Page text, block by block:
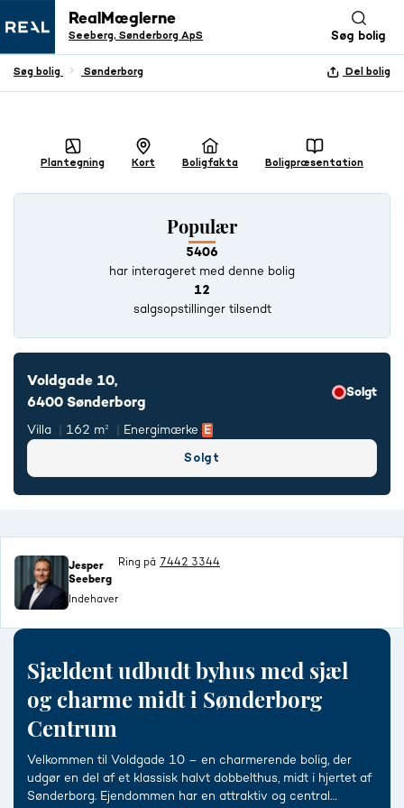
RealMæglerne
Seeberg, Sønderborg ApS Søg bolig
Søg bolig Sønderborg Del bolig
+ 34 BILLEDER
Boligfakta
Plantegning Kort Boligpræsentation
Populær
5406
har interageret med denne bolig
12
salgsopstillinger tilsendt
Voldgade 10,
6400 Sønderborg
Solgt
Villa 162 m² Energimærke
Solgt
Jesper
Seeberg
Indehaver
Ring på 7442 3344
Sjældent udbudt byhus med sjæl
og charme midt i Sønderborg
Centrum
Velkommen til Voldgade 10 – en charmerende bolig, der
udgør en del af et klassisk halvt dobbelthus, midt i hjertet af
Sønderborg. Ejendommen har en attraktiv og central